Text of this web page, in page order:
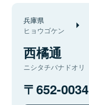
兵庫県
ヒョウゴケン
西橘通
ニシタチバナドオリ
652-0034